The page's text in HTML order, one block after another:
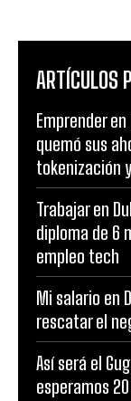
ARTÍCULOS
Emprender
quemó sus
tokenización
Trabajar en
diploma de 6
empleo tech
Mi salario en
rescatar el
Así será el
esperamos